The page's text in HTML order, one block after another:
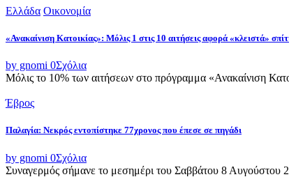
Ελλάδα Οικονομία
«Ανακαίνιση Κατοικίας»: Μόλις 1 στις 10 αιτήσεις αφορά «κλειστά»
by gnomi 0Σχόλια
Μόλις το 10% των αιτήσεων στο πρόγραμμα «Ανακαίνιση
Έβρος
Παλαγία: Νεκρός εντοπίστηκε 77χρονος που έπεσε σε πηγάδι
by gnomi 0Σχόλια
Συναγερμός σήμανε το μεσημέρι του Σαββάτου 8 Αυγούστου